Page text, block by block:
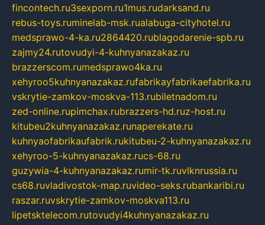
fincontech.ru3sexporn.ru1mus.rudarksand.ru
rebus-toys.ruminelab-msk.rualabuga-cityhotel.ru
medsprawo-4-ka.ru2864420.rublagodarenie-spb.ru
zajmy24.rutovudyi-4-kuhnyanazakaz.ru
brazzerscom.rumedsprawo4ka.ru
xehyroo5kuhnyanazakaz.rufabrikayfabrikaefabrika.ru
vskrytie-zamkov-moskva-113.rubiletnadom.ru
zed-online.rupimchax.rubrazzers-hd.ruz-host.ru
kitubeu2kuhnyanazakaz.runaperekate.ru
kuhnyaofabrikaufabrik.rukitubeu-2-kuhnyanazakaz.ru
xehyroo-5-kuhnyanazakaz.rucs-68.ru
guzywia-4-kuhnyanazakaz.rumir-tk.ruvlknrussia.ru
cs68.ruvladivostok-map.ruvideo-seks.rubankaribi.ru
raszar.ruvskrytie-zamkov-moskva113.ru
lipetsktelecom.rutovudyi4kuhnyanazakaz.ru